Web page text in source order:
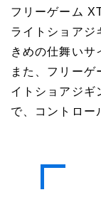
フリーゲーム
ライトショアジ
きめの仕舞いサ
また、フリー
イトショアジギ
で、コントロー